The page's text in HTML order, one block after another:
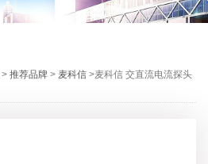
>推荐品牌 > 麦科信 >麦科信 交直流电流探头